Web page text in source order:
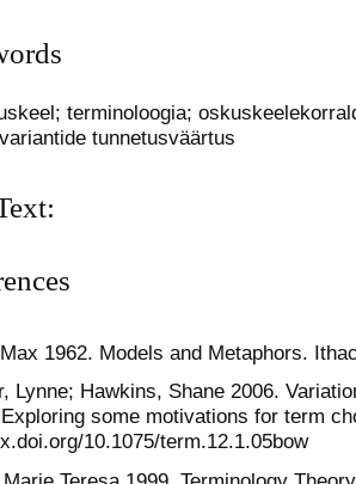
terminoloogia;
tunnetusväärtus
1962. Models and Metaphors.
Lynne; Hawkins, Shane 2006.
some motivations for term
10.1075/term.12.1.05bow